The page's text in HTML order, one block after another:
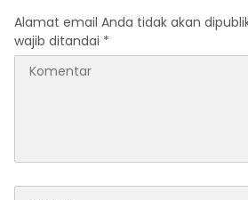
Alamat email Anda tidak akan
wajib ditandai *